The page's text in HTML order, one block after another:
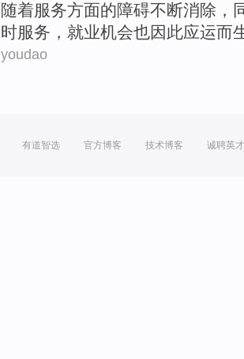
随着服务方面的障碍不断消除 ，
时服务， 就业机会也因此应运而
youdao
有道智选 官方博客 技术博客 诚聘英才